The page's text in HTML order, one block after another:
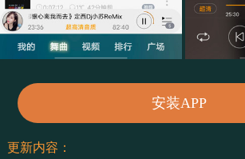
安装APP
更新内容：